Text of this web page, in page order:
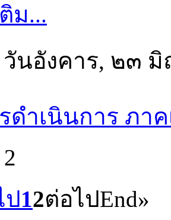
ม...
วันอังคาร, ๒๓
ำเนินการ ภา
ป12ต่อไปEnd»